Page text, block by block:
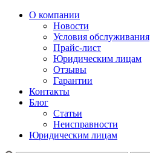
О компании
Новости
Условия обслуживания
Прайс-лист
Юридическим лицам
Отзывы
Гарантии
Контакты
Блог
Статьи
Неисправности
Юридическим лицам